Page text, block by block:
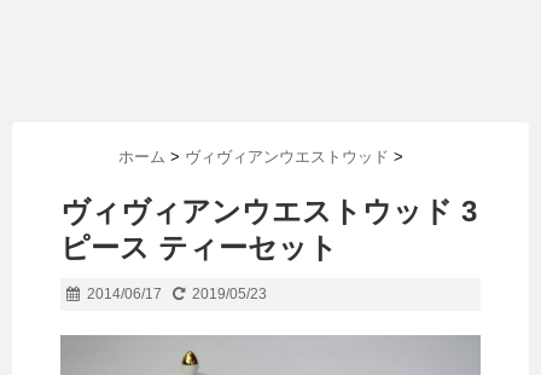
ホーム > ヴィヴィアンウエストウッド >
ヴィヴィアンウエストウッド 3
ピース ティーセット
2014/06/17 2019/05/23